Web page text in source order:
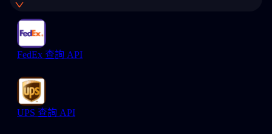
FedEx 查詢 API
UPS 查詢 API